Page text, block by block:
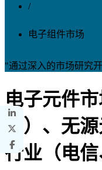
/
电子组件市场
"通过深入的市场研究
电子元件
等）、无
行业（电